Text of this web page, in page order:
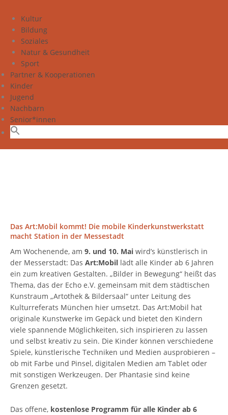
Kultur
Bildung
Soziales
Natur & Gesundheit
Sport
Partner & Kooperationen
Kinder
Jugend
Nachbarn
Senior*innen
Das Art:Mobil kommt! Die mobile Kinderkunstwerkstatt
macht Station in der Messestadt
Am Wochenende, am 9. und 10. Mai wird’s künstlerisch in
der Messerstadt: Das Art:Mobil lädt alle Kinder ab 6 Jahren
ein zum kreativen Gestalten. „Bilder in Bewegung“ heißt das
Thema, das der Echo e.V. gemeinsam mit dem städtischen
Kunstraum „Artothek & Bildersaal“ unter Leitung des
Kulturreferats München hier umsetzt. Das Art:Mobil hat
originale Kunstwerke im Gepäck und bietet den Kindern
viele spannende Möglichkeiten, sich inspirieren zu lassen
und selbst kreativ zu sein. Die Kinder können verschiedene
Spiele, künstlerische Techniken und Medien ausprobieren –
ob mit Farbe und Pinsel, digitalen Medien am Tablet oder
mit sonstigen Werkzeugen. Der Phantasie sind keine
Grenzen gesetzt.
Das offene, kostenlose Programm für alle Kinder ab 6